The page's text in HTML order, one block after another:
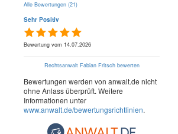
Alle Bewertungen (21)
Sehr Positiv
Bewertung vom 14.07.2026
Rechtsanwalt Fabian Fritsch bewerten
Bewertungen werden von anwalt.de nicht
ohne Anlass überprüft. Weitere
Informationen unter
www.anwalt.de/bewertungsrichtlinien.